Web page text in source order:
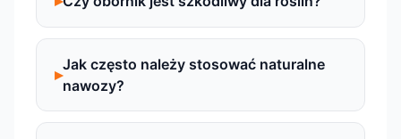
Jak często należy stosować naturalne
nawozy?